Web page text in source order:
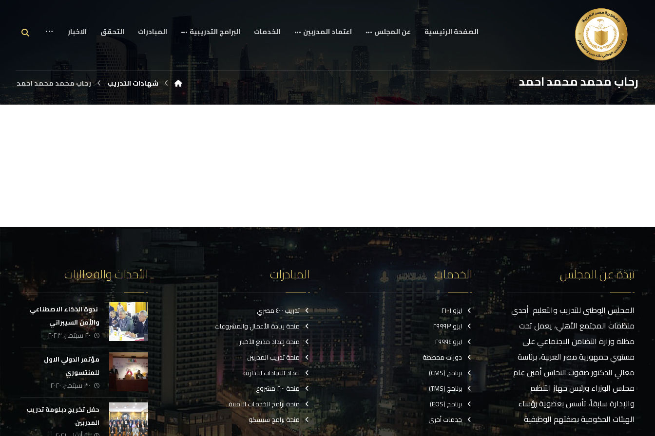
الصفحة الرئيسية عن المجلس اعتماد المدربين الخدمات البرامج التدريبية المبادرات التحقق الاخبار
رحاب محمد محمد احمد شهادات التدريب رحاب محمد محمد احمد
نبذة عن المجلس
المجلس الوطني للتدريب والتعليم أحدي
منظمات المجتمع الأهلي، يعمل تحت
مظلة وزارة التضامن الاجتماعي على
مستوي جمهورية مصر العربية، برئاسة
معالي الدكتور صفوت النحاس أمين عام
مجلس الوزراء ورئيس جهاز التنظيم
والإدارة سابقاً، تأسس بعضوية رؤساء
الهيئات الحكومية بصفتهم الوظيفية
الخدمات
ايزو ٢١٠٠١
ايزو ٢٩٩٩٣
ايزو ٢٩٩٩٤
دورات مخططة
برنامج (CMS)
برنامج (TMS)
برنامج (EOS)
خدمات أخرى
المبادرات
تدريب ٤٠٠٠ مصري
منحة ريادة الأعمال والمشروعات
منحة إعداد مذيع الأخبار
منحة تدريب المدربين
اعداد القيادات الادارية
منحة ٢٠٠٠ مشروع
منحة برامج الخدمات الامنية
منحة برامج سيسكو
الأحداث والفعاليات
‏ ندوة الذكاء الاصطناعي
والأمن السيبراني
٢٠ سبتمبر، ٢٠٢٣
مؤتمر الدولي الاول
للمنتسوري
٣٠ سبتمبر، ٢٠٢٠
حفل تخريج دبلومة تدريب
المدربين